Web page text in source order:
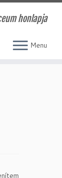
honlapja
Menu